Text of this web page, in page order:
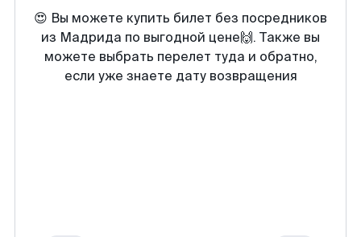
😍 Вы можете купить билет без посредников
из Мадрида по выгодной цене🙌. Также вы
можете выбрать перелет туда и обратно,
если уже знаете дату возвращения